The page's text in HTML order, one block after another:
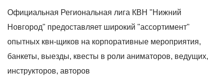
Официальная Региональная лига КВН "Нижний
Новгород" предоставляет широкий "ассортимент"
опытных квн-щиков на корпоративные мероприятия,
банкеты, выезды, квесты в роли аниматоров, ведущих,
инструкторов, авторов